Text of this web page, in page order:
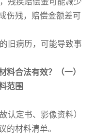
伤残，赔偿金额差可
旧病历，可能导致事
料合法有效？
（一）
范围
认定书、影像资料）
的材料清单。